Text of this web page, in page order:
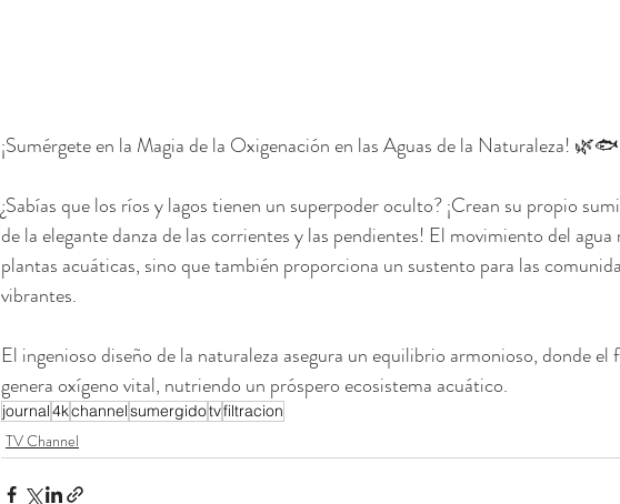
¡Sumérgete en la Magia de la Oxigenación en las Aguas de la Naturaleza! 🌿🐟
¿Sabías que los ríos y lagos tienen un superpoder oculto? ¡Crean su propio
de la elegante danza de las corrientes y las pendientes! El movimiento del agua
plantas acuáticas, sino que también proporciona un sustento para las
vibrantes.
El ingenioso diseño de la naturaleza asegura un equilibrio armonioso, donde el
genera oxígeno vital, nutriendo un próspero ecosistema acuático.
journal4kchannelsumergidotvfiltracion
TV Channel